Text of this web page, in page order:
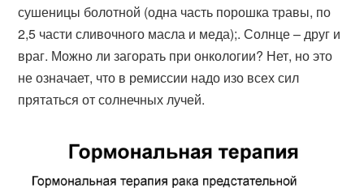
сушеницы болотной (одна часть порошка травы, по
2,5 части сливочного масла и меда);. Солнце – друг и
враг. Можно ли загорать при онкологии? Нет, но это
не означает, что в ремиссии надо изо всех сил
прятаться от солнечных лучей.